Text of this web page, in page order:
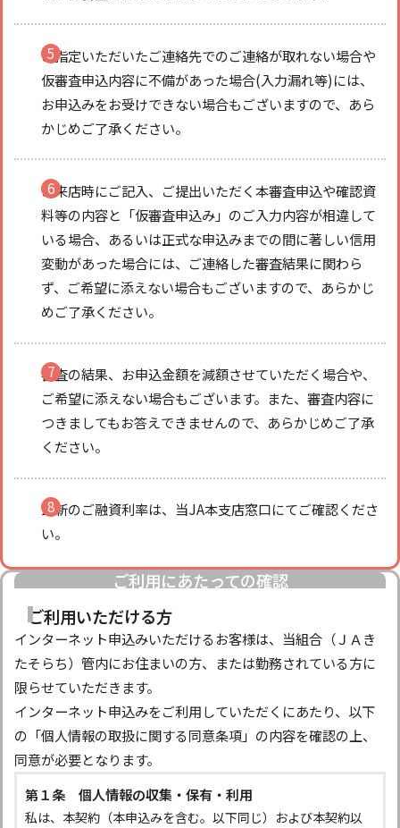
ご指定いただいたご連絡先でのご連絡が取れない場合や
仮審査申込内容に不備があった場合(入力漏れ等)には、
お申込みをお受けできない場合もございますので、あら
かじめご了承ください。
ご来店時にご記入、ご提出いただく本審査申込や確認資
料等の内容と「仮審査申込み」のご入力内容が相違して
いる場合、あるいは正式な申込みまでの間に著しい信用
変動があった場合には、ご連絡した審査結果に関わら
ず、ご希望に添えない場合もございますので、あらかじ
めご了承ください。
審査の結果、お申込金額を減額させていただく場合や、
ご希望に添えない場合もございます。また、審査内容に
つきましてもお答えできませんので、あらかじめご了承
ください。
最新のご融資利率は、当JA本支店窓口にてご確認くださ
い。
ご利用にあたっての確認
ご利用いただける方
インターネット申込みいただけるお客様は、当組合（ＪＡき
たそらち）管内にお住まいの方、または勤務されている方に
限らせていただきます。
インターネット申込みをご利用していただくにあたり、以下
の「個人情報の取扱に関する同意条項」の内容を確認の上、
同意が必要となります。
第１条 個人情報の収集・保有・利用
私は、本契約（本申込みを含む。以下同じ）および本契約以